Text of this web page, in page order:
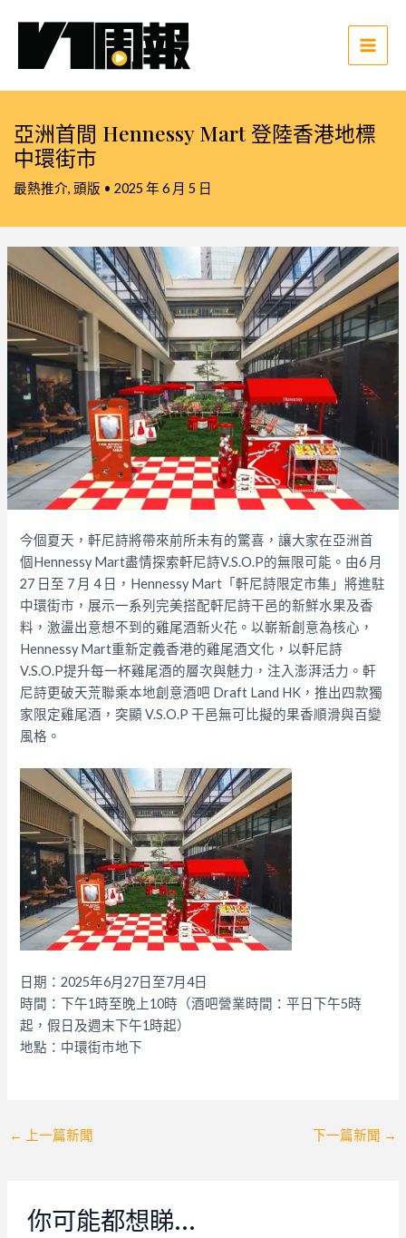
Main
亞洲首間 Hennessy Mart 登陸香港地標
中環街市
最熱推介, 頭版 • 2025 年 6 月 5 日
今個夏天，軒尼詩將帶來前所未有的驚喜，讓大家在亞洲首
個Hennessy Mart盡情探索軒尼詩V.S.O.P的無限可能。由6 月
27 日至 7 月 4 日，Hennessy Mart「軒尼詩限定市集」將進駐
中環街市，展示一系列完美搭配軒尼詩干邑的新鮮水果及香
料，激盪出意想不到的雞尾酒新火花。以嶄新創意為核心，
Hennessy Mart重新定義香港的雞尾酒文化，以軒尼詩
V.S.O.P提升每一杯雞尾酒的層次與魅力，注入澎湃活力。軒
尼詩更破天荒聯乘本地創意酒吧 Draft Land HK，推出四款獨
家限定雞尾酒，突顯 V.S.O.P 干邑無可比擬的果香順滑與百變
風格。
日期：2025年6月27日至7月4日
時間：下午1時至晚上10時（酒吧營業時間：平日下午5時
起，假日及週末下午1時起）
地點：中環街市地下
Post
← 上一篇新聞 下一篇新聞 →
你可能都想睇…